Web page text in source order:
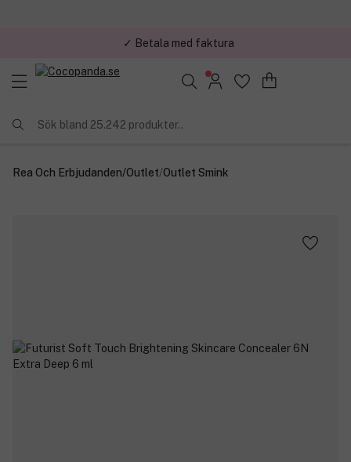
Sök bland 25.242 produkter..
Rea Och Erbjudanden/Outlet/Outlet Smink